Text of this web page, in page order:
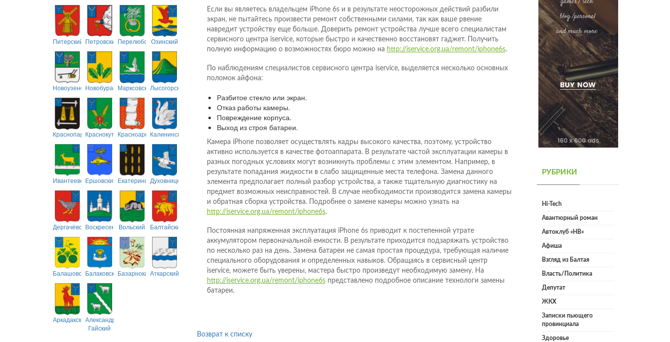
Питерский ПетровскийПерелюбскийОзинский
НовоузенскийНовобурасскийМарксовскийЛысогорский
Краснопартизанский
КраснокутскийКрасноармейский
Калининский
ИвантеевскийЕршовский ЕкатериновскийДуховницкий
ДергачёвскийВоскресенскийВольский Балтайский
БалашовскийБалаковскийБазарнокарабулакский
Аткарский
АркадакскийАлександрово-
Гайский
Если вы являетесь владельцем iPhone 6s и в результате неосторожных действий разбили
экран, не пытайтесь произвести ремонт собственными силами, так как ваше рвение
навредит устройству еще больше. Доверить ремонт устройства лучше всего специалистам
сервисного центра iservice, которые быстро и качественно восстановят гаджет. Получить
полную информацию о возможностях бюро можно на http://iservice.org.ua/remont/iphone6s.
По наблюдениям специалистов сервисного центра iservice, выделяется несколько основных
поломок айфона:
Разбитое стекло или экран.
Отказ работы камеры.
Повреждение корпуса.
Выход из строя батареи.
Камера iPhone позволяет осуществлять кадры высокого качества, поэтому, устройство
активно используется в качестве фотоаппарата. В результате частой эксплуатации камеры в
разных погодных условиях могут возникнуть проблемы с этим элементом. Например, в
результате попадания жидкости в слабо защищенные места телефона. Замена данного
элемента предполагает полный разбор устройства, а также тщательную диагностику на
предмет возможных неисправностей. В случае необходимости производится замена камеры
и обратная сборка устройства. Подробнее о замене камеры можно узнать на
http://iservice.org.ua/remont/iphone6s.
Постоянная напряженная эксплуатация iPhone 6s приводит к постепенной утрате
аккумулятором первоначальной емкости. В результате приходится подзаряжать устройство
по несколько раз на день. Замена батареи не самая простая процедура, требующая наличие
специального оборудования и определенных навыков. Обращаясь в сервисный центр
iservice, можете быть уверены, мастера быстро произведут необходимую замену. На
http://iservice.org.ua/remont/iphone6sпредставлено подробное описание технологи замены
батареи.
Возврат к списку
РУБРИКИ
Hi-Tech
Авантюрный роман
Автоклуб «НВ»
Афиша
Взгляд из Балтая
Власть/Политика
Депутат
ЖКХ
Записки пьющего
провинциала
Здоровье